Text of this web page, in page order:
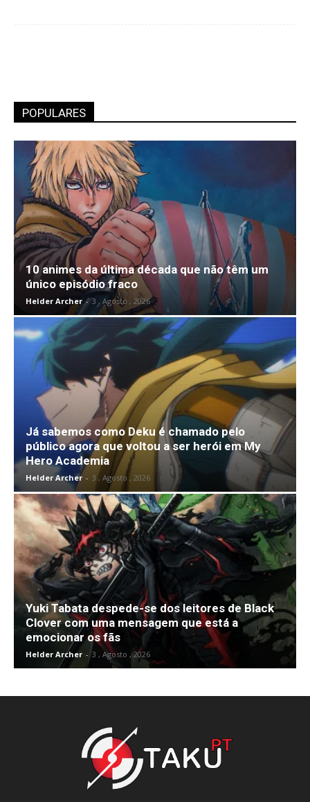
POPULARES
10 animes da última década que não têm um
único episódio fraco
Helder Archer - 3 , Agosto , 2026
Já sabemos como Deku é chamado pelo
público agora que voltou a ser herói em My
Hero Academia
Helder Archer - 3 , Agosto , 2026
Yuki Tabata despede-se dos leitores de Black
Clover com uma mensagem que está a
emocionar os fãs
Helder Archer - 3 , Agosto , 2026